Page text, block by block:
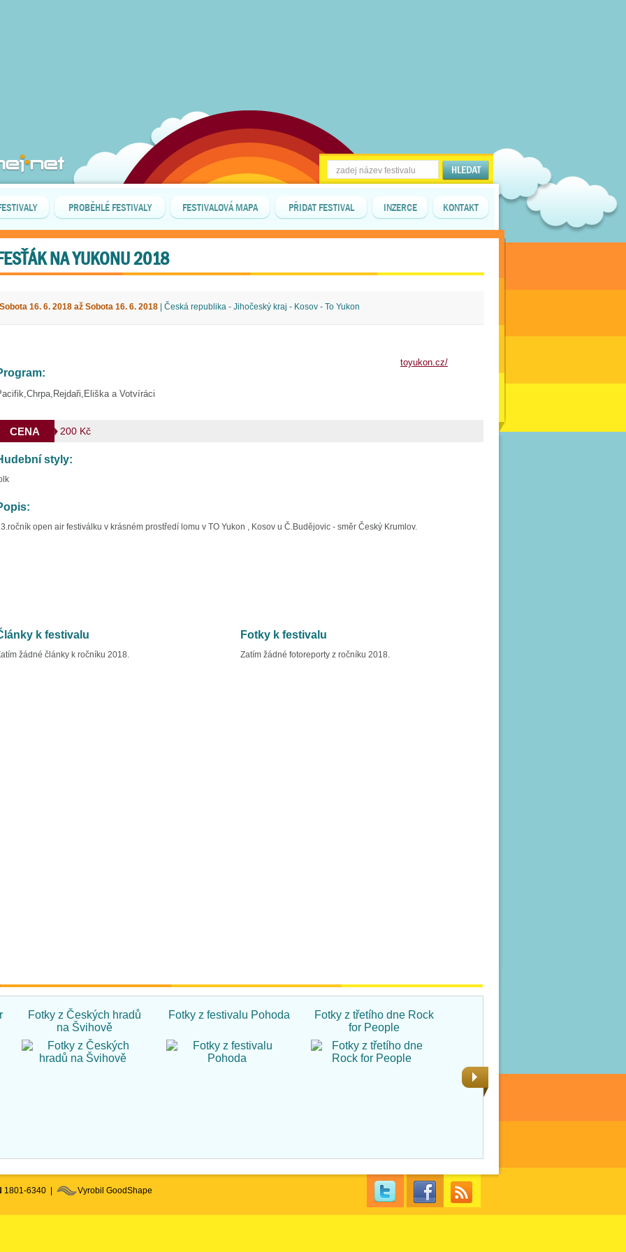
PROBĚHLÉ FESTIVALY FESTIVALOVÁ MAPA PŘIDAT FESTIVAL INZERCE KONTAKT
NA YUKONU 2018
Sobota 16. 6. 2018 až Sobota 16. 6. 2018 | Česká republika - Jihočeský kraj - Kosov - To Yukon
a Votvíráci
toyukon.cz/
CENA 200 Kč
styly:
open air festiválku v krásném prostředí lomu v TO Yukon , Kosov u Č.Budějovic - směr Český Krumlov.
k festivalu
žádné články k ročníku 2018.
Fotky k festivalu
Zatím žádné fotoreporty z ročníku 2018.
Fotky z Českých hradů
na Švihově
Fotky z festivalu Pohoda
Fotky z třetího dne Rock
for People
1801-6340 | Vyrobil GoodShape